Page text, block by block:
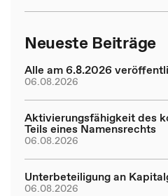
Neueste Beiträge
Alle am 6.8.2026
06.08.2026
Aktivierungsfähigkeit des
Teils eines Namensrechts
06.08.2026
Unterbeteiligung an
06.08.2026